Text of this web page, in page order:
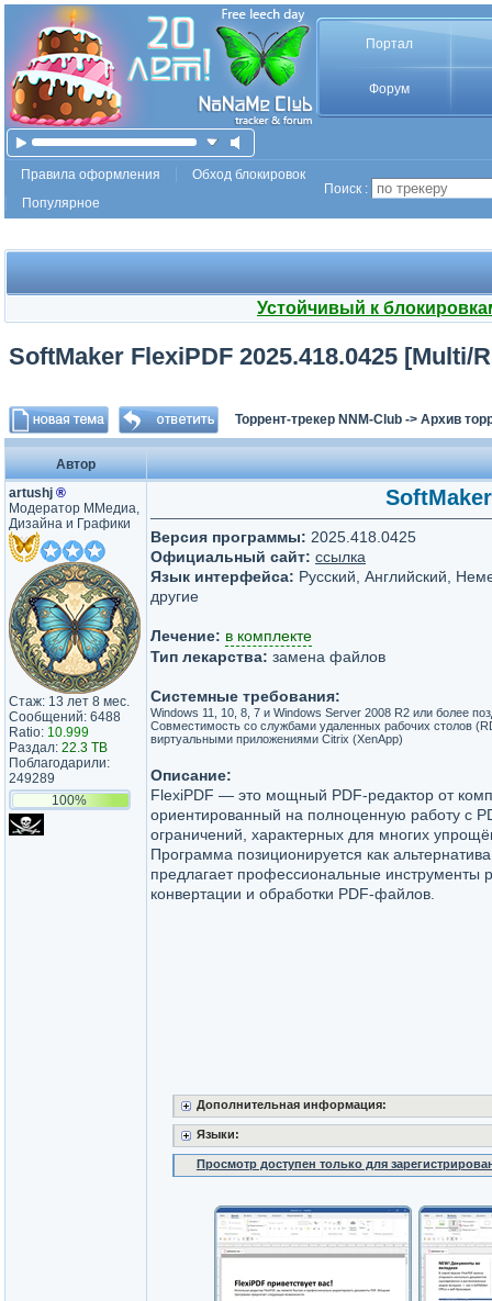
Портал
Форум
Правила оформления
Обход блокировок
Популярное
Поиск :
Устойчивый к
SoftMaker FlexiPDF 2025.418.0425 [Multi/
Торрент-трекер NNM-Club -> Архив
Автор
artushj ®
Модератор ММедиа,
Дизайна и Графики
Стаж: 13 лет 8 мес.
Сообщений: 6488
Ratio: 10.999
Раздал: 22.3 TB
Поблагодарили:
249289
100%
Версия программы: 2025.418.0425
Официальный сайт: ссылка
Язык интерфейса: Русский, Английский,
другие
Лечение: в комплекте
Тип лекарства: замена файлов
Системные требования:
Windows 11, 10, 8, 7 и Windows Server 2008 R2 или более
Совместимость со службами удаленных рабочих столов
виртуальными приложениями Citrix (XenApp)
Описание:
FlexiPDF — это мощный PDF-редактор от
ориентированный на полноценную работу с
ограничений, характерных для многих
Программа позиционируется как
предлагает профессиональные инструменты
конвертации и обработки PDF-файлов.
Дополнительная информация:
Языки:
Просмотр доступен только для